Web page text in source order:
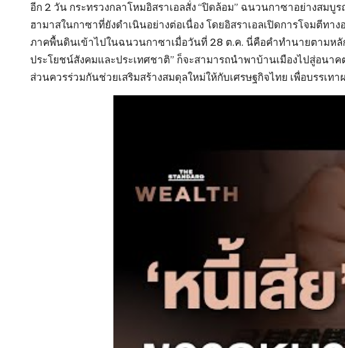
อีก 2 วัน กระทรวงกลาโหมอิสราเอลสั่ง “ปิดล้อม” ฉนวนกาซาอย่างสม
ฮามาสในกาซาที่ยังดำเนินอย่างต่อเนื่อง โดยอิสราเอลเปิดการโจมตีท
ภาคพื้นดินเข้าไปในฉนวนกาซาเมื่อวันที่ 28 ต.ค. นี่คือคำทำนายตามหลั
ประโยชน์สังคมและประเทศชาติ” ก็จะสามารถนำพาบ้านเมืองไปสู่อน
ส่วนควรร่วมกันช่วยเสริมสร้างสมดุลใหม่ให้กับเศรษฐกิจไทย เพื่อบรรเ